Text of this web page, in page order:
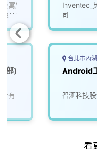
公寓/
店
部)
有
Inventec_
司
台北市內
Android
智滙科技
看